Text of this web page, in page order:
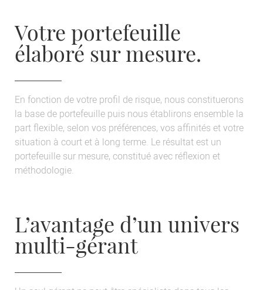
Votre portefeuille
élaboré sur mesure.
En fonction de votre profil de risque, nous constituerons
la base de portefeuille puis nous établirons ensemble la
part flexible, selon vos préférences, vos affinités et votre
situation à court et à long terme. Le résultat est un
portefeuille sur mesure, constitué avec réflexion et
méthodologie.
L’avantage d’un univers
multi-gérant